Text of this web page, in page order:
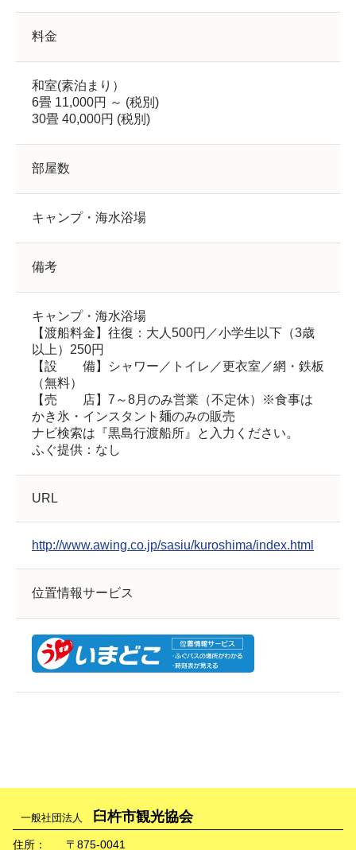
料金
和室(素泊まり）
6畳 11,000円 ～ (税別)
30畳 40,000円 (税別)
部屋数
キャンプ・海水浴場
備考
キャンプ・海水浴場
【渡船料金】往復：大人500円／小学生以下（3歳
以上）250円
【設 備】シャワー／トイレ／更衣室／網・鉄板
（無料）
【売 店】7～8月のみ営業（不定休）※食事は
かき氷・インスタント麺のみの販売
ナビ検索は『黒島行渡船所』と入力ください。
ふぐ提供：なし
URL
http://www.awing.co.jp/sasiu/kuroshima/index.html
位置情報サービス
一般社団法人 臼杵市観光協会
住所： 〒875-0041